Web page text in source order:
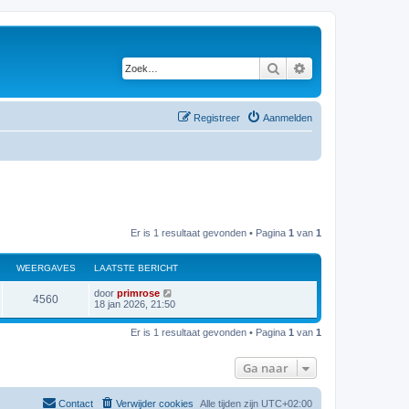
Zoek
Aanmelden
Registreer
Er is 1 resultaat gevonden • Pagina 1 van 1
WEERGAVES LAATSTE BERICHT
4560 door primrose
18 jan 2026, 21:50
Er is 1 resultaat gevonden • Pagina 1 van 1
Ga naar
Alle tijden zijn UTC+02:00
Verwijder cookies
Contact